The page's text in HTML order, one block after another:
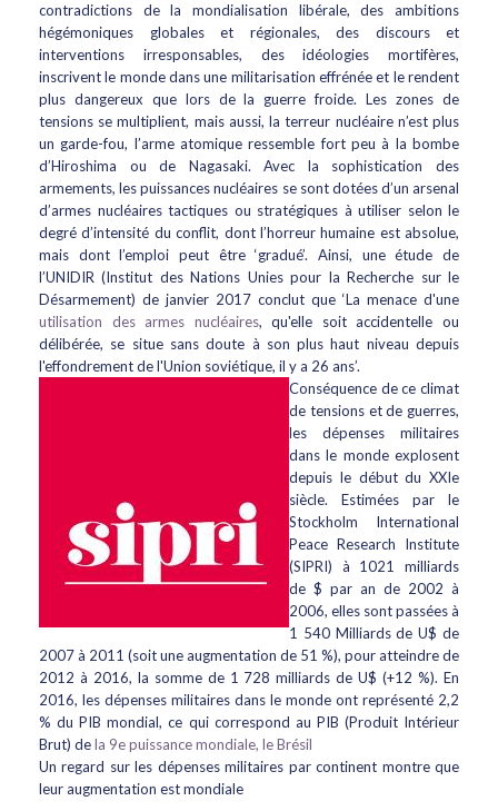
contradictions de la mondialisation libérale, des ambitions
hégémoniques globales et régionales, des discours et
interventions irresponsables, des idéologies mortifères,
inscrivent le monde dans une militarisation effrénée et le rendent
plus dangereux que lors de la guerre froide. Les zones de
tensions se multiplient, mais aussi, la terreur nucléaire n’est plus
un garde-fou, l’arme atomique ressemble fort peu à la bombe
d’Hiroshima ou de Nagasaki. Avec la sophistication des
armements, les puissances nucléaires se sont dotées d’un arsenal
d’armes nucléaires tactiques ou stratégiques à utiliser selon le
degré d’intensité du conflit, dont l’horreur humaine est absolue,
mais dont l’emploi peut être ‘gradué’. Ainsi, une étude de
l’UNIDIR (Institut des Nations Unies pour la Recherche sur le
Désarmement) de janvier 2017 conclut que ‘La menace d'une
utilisation des armes nucléaires, qu'elle soit accidentelle ou
délibérée, se situe sans doute à son plus haut niveau depuis
l'effondrement de l'Union soviétique, il y a 26 ans’.
Conséquence de ce climat
de tensions et de guerres,
les dépenses militaires
dans le monde explosent
depuis le début du XXIe
siècle. Estimées par le
Stockholm International
Peace Research Institute
(SIPRI) à 1021 milliards
de $ par an de 2002 à
2006, elles sont passées à
1 540 Milliards de U$ de
2007 à 2011 (soit une augmentation de 51 %), pour atteindre de
2012 à 2016, la somme de 1 728 milliards de U$ (+12 %). En
2016, les dépenses militaires dans le monde ont représenté 2,2
% du PIB mondial, ce qui correspond au PIB (Produit Intérieur
Brut) dela 9e puissance mondiale, le Brésil
Un regard sur les dépenses militaires par continent montre que
leur augmentation est mondiale